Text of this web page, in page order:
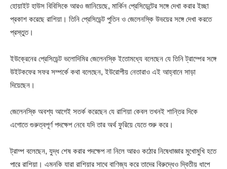
হোয়াইট হাউস বিবিসিকে আরও জানিয়েছে, মার্কিন প্রেসিডেন্টের সঙ্গে দেখা করার ইচ্ছা
প্রকাশ করেছে রাশিয়া। তিনি প্রেসিডেন্ট পুতিন ও জেলেনস্কি উভয়ের সঙ্গে দেখা করতে
প্রস্তুত।
ইউক্রেনের প্রেসিডেন্ট ভলোদিমির জেলেনস্কি ইতোমধ্যে বলেছেন যে তিনি ট্রাম্পের সঙ্গে
উইটকফের সফর সম্পর্কে কথা বলেছেন, ইউরোপীয় নেতারাও এই আহ্বানে সাড়া
দিয়েছেন।
জেলেনস্কি অবশ্য আগেই সতর্ক করেছেন যে রাশিয়া কেবল তখনই শান্তির দিকে
এগোতে গুরুত্বপূর্ণ পদক্ষেপ নেবে যদি তার অর্থ ফুরিয়ে যেতে শুরু করে।
ট্রাম্প বলেছেন, যুদ্ধ শেষ করার পদক্ষেপ না নিলে আরও কঠোর নিষেধাজ্ঞার মুখোমুখি হতে
পারে রাশিয়া। এমনকি যারা রাশিয়ার সাথে বাণিজ্য করে তাদের বিরুদ্ধেও দ্বিতীয় ধাপে